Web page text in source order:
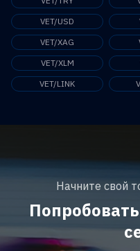
VET/USD
VET/XAG
VET/XLM
VET/LINK
Начните свой